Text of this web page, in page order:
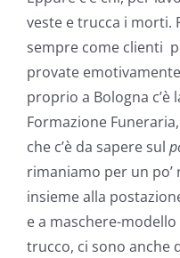
veste e trucca i morti.
sempre come clienti
provate
proprio a Bologna c’è
Formazione
che c’è da sapere sul
rimaniamo per un po’
insieme alla
e a maschere-
trucco, ci sono anche